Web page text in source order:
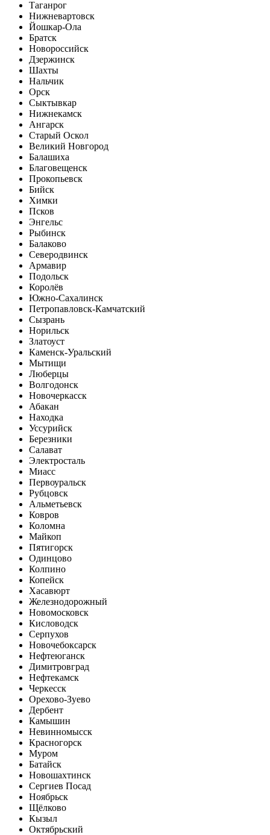
Таганрог
Нижневартовск
Йошкар-Ола
Братск
Новороссийск
Дзержинск
Шахты
Нальчик
Орск
Сыктывкар
Нижнекамск
Ангарск
Старый Оскол
Великий Новгород
Балашиха
Благовещенск
Прокопьевск
Бийск
Химки
Псков
Энгельс
Рыбинск
Балаково
Северодвинск
Армавир
Подольск
Королёв
Южно-Сахалинск
Петропавловск-Камчатский
Сызрань
Норильск
Златоуст
Каменск-Уральский
Мытищи
Люберцы
Волгодонск
Новочеркасск
Абакан
Находка
Уссурийск
Березники
Салават
Электросталь
Миасс
Первоуральск
Рубцовск
Альметьевск
Ковров
Коломна
Майкоп
Пятигорск
Одинцово
Колпино
Копейск
Хасавюрт
Железнодорожный
Новомосковск
Кисловодск
Серпухов
Новочебоксарск
Нефтеюганск
Димитровград
Нефтекамск
Черкесск
Орехово-Зуево
Дербент
Камышин
Невинномысск
Красногорск
Муром
Батайск
Новошахтинск
Сергиев Посад
Ноябрьск
Щёлково
Кызыл
Октябрьский